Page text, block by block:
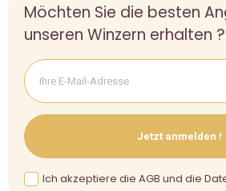
Möchten Sie die besten
unseren Winzern erhalten ?
Jetzt anmelden !
Ich akzeptiere die AGB und die